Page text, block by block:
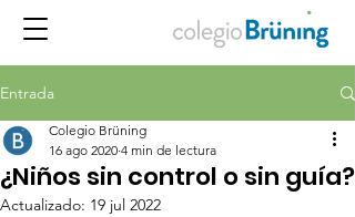
Entrada
¿Niños sin control o sin guía?
Colegio Brüning
16 ago 2020 4 min de lectura
Actualizado: 19 jul 2022